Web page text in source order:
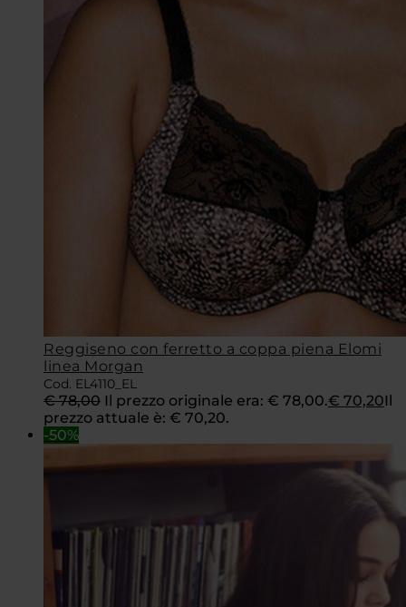
Reggiseno con ferretto a coppa piena Elomi
linea Morgan
Cod. EL4110_EL
€78,00 Il prezzo originale era: € 78,00.€ 70,20Il
prezzo attuale è: € 70,20.
-50%